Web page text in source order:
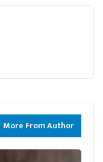
More From Author